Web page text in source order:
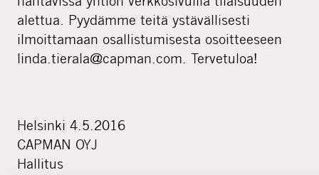
alettua. Pyydämme teitä ystävällisesti
ilmoittamaan osallistumisesta osoitteeseen
linda.tierala@capman.com. Tervetuloa!
Helsinki 4.5.2016
CAPMAN OYJ
Hallitus